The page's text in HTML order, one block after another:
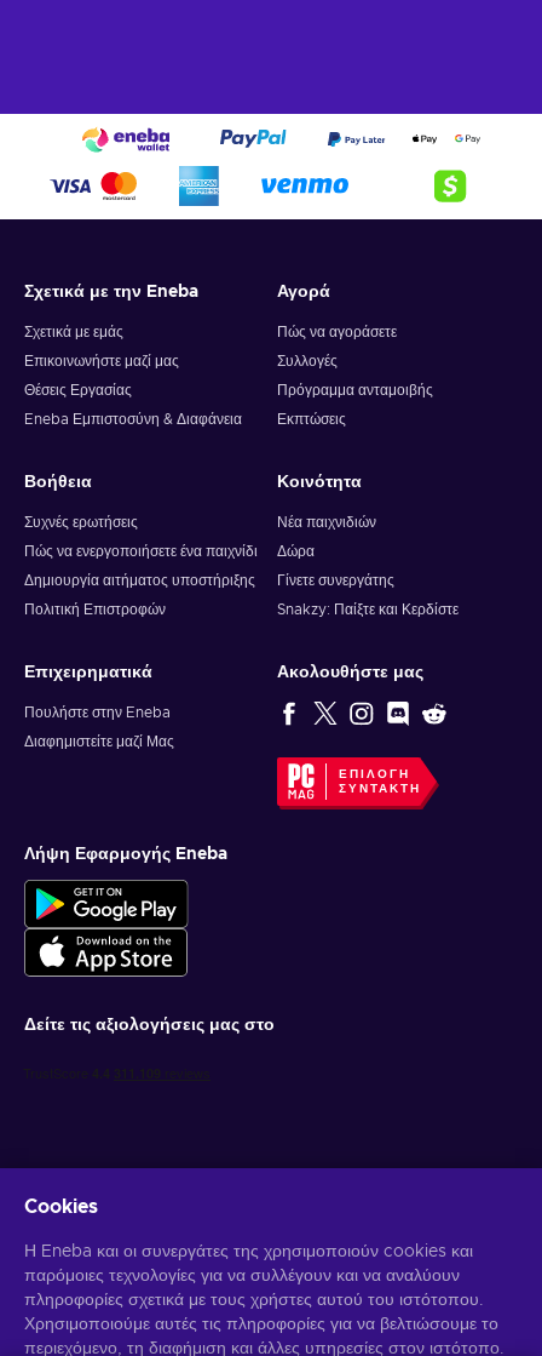
Σχετικά με την Eneba
Σχετικά με εμάς
Επικοινωνήστε μαζί μας
Θέσεις Εργασίας
Eneba Εμπιστοσύνη & Διαφάνεια
Αγορά
Πώς να αγοράσετε
Συλλογές
Πρόγραμμα ανταμοιβής
Εκπτώσεις
Βοήθεια
Συχνές ερωτήσεις
Πώς να ενεργοποιήσετε ένα παιχνίδι
Δημιουργία αιτήματος υποστήριξης
Πολιτική Επιστροφών
Κοινότητα
Νέα παιχνιδιών
Δώρα
Γίνετε συνεργάτης
Snakzy: Παίξτε και Κερδίστε
Επιχειρηματικά
Πουλήστε στην Eneba
Διαφημιστείτε μαζί Μας
Ακολουθήστε μας
ΕΠΙΛΟΓΉ
ΣΥΝΤΆΚΤΗ
Λήψη Εφαρμογής Eneba
Δείτε τις αξιολογήσεις μας στο
Λάβετε προσωποποιημένες προσφορές για παιχνίδια
Γραφτείτε συνδρομητής
Μπορείτε να απεγγραφείτε οποιαδήποτε στιγμή. Επισκεφθείτε την
Ειδοποίηση Απορρήτουγια περισσότερες πληροφορίες.
Cookies
Η Eneba και οι συνεργάτες της χρησιμοποιούν cookies και
παρόμοιες τεχνολογίες για να συλλέγουν και να αναλύουν
πληροφορίες σχετικά με τους χρήστες αυτού του ιστότοπου.
Χρησιμοποιούμε αυτές τις πληροφορίες για να βελτιώσουμε το
περιεχόμενο, τη διαφήμιση και άλλες υπηρεσίες στον ιστότοπο.